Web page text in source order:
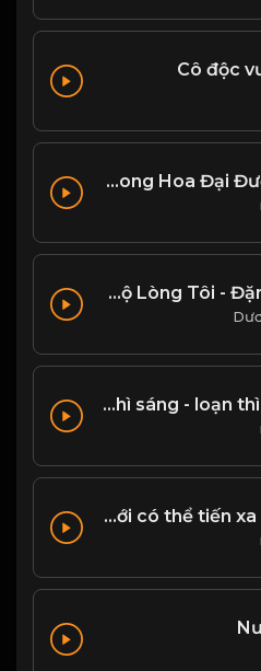
Cô độc
Bạch Lạc Mai - Một Quyển Phong Hoa Đại Đường! & Đạo
Ánh Trăng Nói Hộ Lòng Tôi - Đặng Lệ Quân
Tâm như bàn cờ, tĩnh thì sáng - loạn thì mê! & Đạo
Cuộc đời là những chuyến đi, chỉ có buông bỏ mới có thể tiến xa hơn! & Đạo